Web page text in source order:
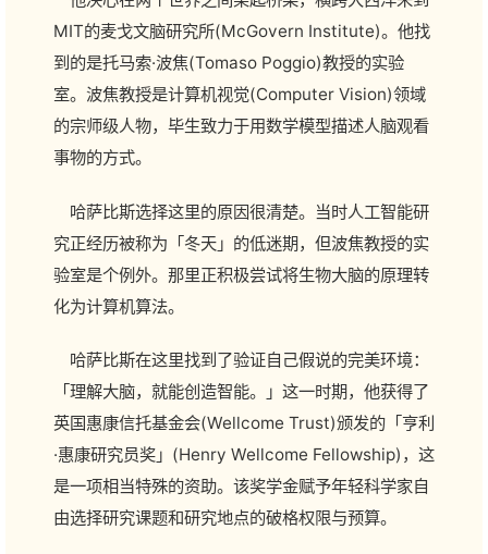
MIT的麦戈文脑研究所(McGovern Institute)。他找
到的是托马索·波焦(Tomaso Poggio)教授的实验
室。波焦教授是计算机视觉(Computer Vision)领域
的宗师级人物，毕生致力于用数学模型描述人脑观看
事物的方式。
哈萨比斯选择这里的原因很清楚。当时人工智能研
究正经历被称为「冬天」的低迷期，但波焦教授的实
验室是个例外。那里正积极尝试将生物大脑的原理转
化为计算机算法。
哈萨比斯在这里找到了验证自己假说的完美环境：
「理解大脑，就能创造智能。」这一时期，他获得了
英国惠康信托基金会(Wellcome Trust)颁发的「亨利
·惠康研究员奖」(Henry Wellcome Fellowship)，这
是一项相当特殊的资助。该奖学金赋予年轻科学家自
由选择研究课题和研究地点的破格权限与预算。